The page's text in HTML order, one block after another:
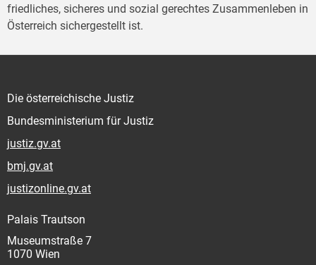
friedliches, sicheres und sozial gerechtes Zusammenleben in
Österreich sichergestellt ist.
Die österreichische Justiz
Bundesministerium für Justiz
justiz.gv.at
bmj.gv.at
justizonline.gv.at
Palais Trautson
Museumstraße 7
1070 Wien